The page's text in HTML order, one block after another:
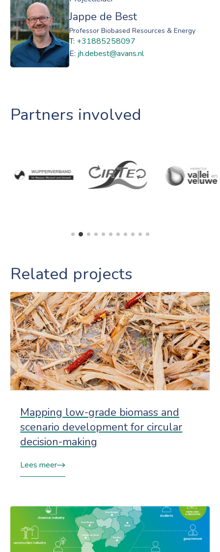
Jappe de Best
Professor Biobased Resources & Energy
T: +31885258097
E: jh.debest@avans.nl
Partners involved
Related projects
Mapping low-grade biomass and
scenario development for circular
decision-making
Lees meer